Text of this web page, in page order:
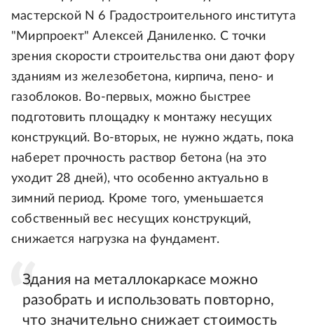
мастерской N 6 Градостроительного института
"Мирпроект" Алексей Даниленко. С точки
зрения скорости строительства они дают фору
зданиям из железобетона, кирпича, пено- и
газоблоков. Во-первых, можно быстрее
подготовить площадку к монтажу несущих
конструкций. Во-вторых, не нужно ждать, пока
наберет прочность раствор бетона (на это
уходит 28 дней), что особенно актуально в
зимний период. Кроме того, уменьшается
собственный вес несущих конструкций,
снижается нагрузка на фундамент.
Здания на металлокаркасе можно
разобрать и использовать повторно,
что значительно снижает стоимость